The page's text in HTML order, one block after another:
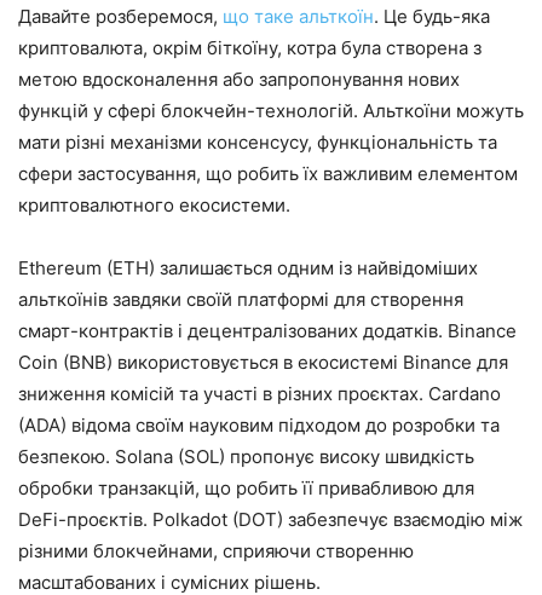
Давайте розберемося, що таке альткоїн. Це будь-яка
криптовалюта, окрім біткоїну, котра була створена з
метою вдосконалення або запропонування нових
функцій у сфері блокчейн-технологій. Альткоїни можуть
мати різні механізми консенсусу, функціональність та
сфери застосування, що робить їх важливим елементом
криптовалютного екосистеми.​
Ethereum (ETH) залишається одним із найвідоміших
альткоїнів завдяки своїй платформі для створення
смарт-контрактів і децентралізованих додатків. Binance
Coin (BNB) використовується в екосистемі Binance для
зниження комісій та участі в різних проєктах. Cardano
(ADA) відома своїм науковим підходом до розробки та
безпекою. Solana (SOL) пропонує високу швидкість
обробки транзакцій, що робить її привабливою для
DeFi-проєктів. Polkadot (DOT) забезпечує взаємодію між
різними блокчейнами, сприяючи створенню
масштабованих і сумісних рішень.​